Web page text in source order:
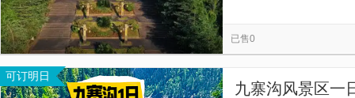
已售0
可订明日
九寨沟风景区一